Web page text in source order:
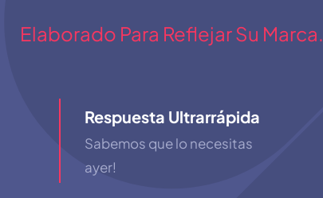
Elaborado Para Reflejar Su Marca.
Respuesta Ultrarrápida
Sabemos que lo necesitas
ayer!